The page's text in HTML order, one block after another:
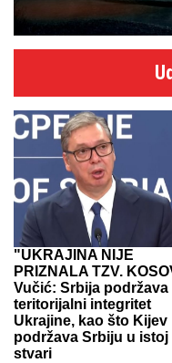
"UKRAJINA NIJE
PRIZNALA TZV.
Vučić: Srbija podržava
teritorijalni integritet
Ukrajine, kao što Kijev
podržava Srbiju u istoj
stvari